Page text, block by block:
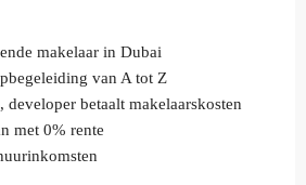
makelaar in Dubai
van A tot Z
developer betaalt makelaarskosten
met 0% rente